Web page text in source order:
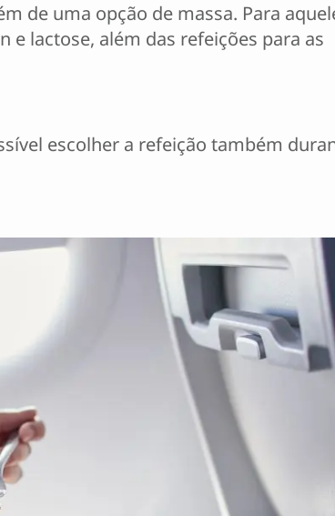
de uma opção de massa. Para
lactose, além das refeições para as
escolher a refeição também